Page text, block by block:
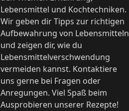
Lebensmittel und Kochtechniken.
Wir geben dir Tipps zur richtigen
Aufbewahrung von Lebensmitteln
und zeigen dir, wie du
Lebensmittelverschwendung
vermeiden kannst. Kontaktiere
uns gerne bei Fragen oder
Anregungen. Viel Spaß beim
Ausprobieren unserer Rezepte!